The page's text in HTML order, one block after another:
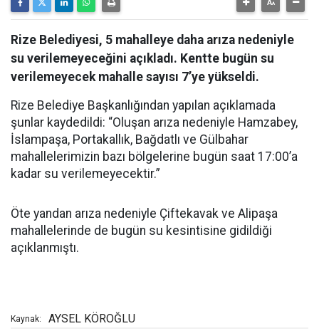
Rize Belediyesi, 5 mahalleye daha arıza nedeniyle
su verilemeyeceğini açıkladı. Kentte bugün su
verilemeyecek mahalle sayısı 7’ye yükseldi.
Rize Belediye Başkanlığından yapılan açıklamada
şunlar kaydedildi: “Oluşan arıza nedeniyle Hamzabey,
İslampaşa, Portakallık, Bağdatlı ve Gülbahar
mahallelerimizin bazı bölgelerine bugün saat 17:00’a
kadar su verilemeyecektir.”
Öte yandan arıza nedeniyle Çiftekavak ve Alipaşa
mahallelerinde de bugün su kesintisine gidildiği
açıklanmıştı.
Kaynak: AYSEL KÖROĞLU